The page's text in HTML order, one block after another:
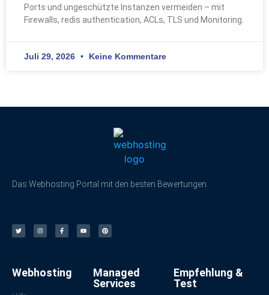
Ports und ungeschützte Instanzen vermeiden – mit
Firewalls, redis authentication, ACLs, TLS und Monitoring.
Juli 29, 2026 Keine Kommentare
Das Webhosting Portal mit den besten Bewertungen.
Webhosting
Managed
Services
Empfehlung &
Test